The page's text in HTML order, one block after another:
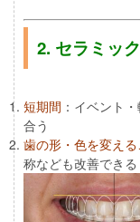
2. セラミッ
短期間 ：イベント
合う
歯の形・色を変え
称なども改善できる